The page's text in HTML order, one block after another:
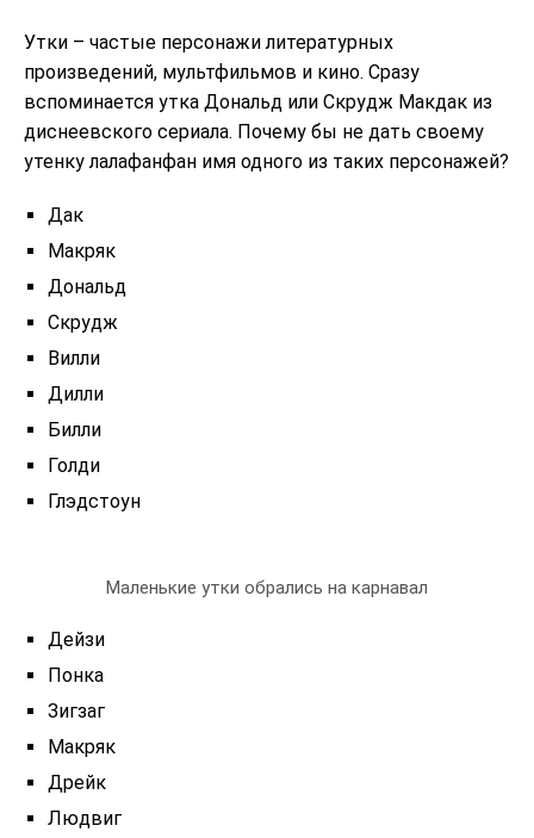
Утки – частые персонажи литературных
произведений, мультфильмов и кино. Сразу
вспоминается утка Дональд или Скрудж Макдак из
диснеевского сериала. Почему бы не дать своему
утенку лалафанфан имя одного из таких персонажей?
Дак
Макряк
Дональд
Скрудж
Вилли
Дилли
Билли
Голди
Глэдстоун
Маленькие утки обрались на карнавал
Дейзи
Понка
Зигзаг
Макряк
Дрейк
Людвиг